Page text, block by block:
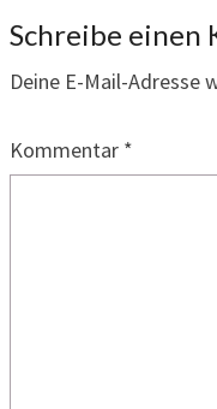
Schreibe einen
Deine E-Mail-Adresse
Kommentar *